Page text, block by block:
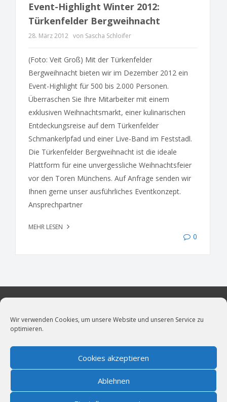
Wir verwenden Cookies, um unsere Website und unseren Service zu
optimieren.
Cookies akzeptieren
Ablehnen
Event-Highlight Winter 2012:
Türkenfelder Bergweihnacht
28. März 2012 von Sascha Schloifer
(Foto: Veit Groß) Mit der Türkenfelder
Bergweihnacht bieten wir im Dezember 2012 ein
Event-Highlight für 500 bis 2.000 Personen.
Überraschen Sie Ihre Mitarbeiter mit einem
exklusiven Weihnachtsmarkt, einer kulinarischen
Entdeckungsreise auf dem Türkenfelder
Schmankerlpfad und einer Live-Band im Feststadl.
Die Türkenfelder Bergweihnacht ist die ideale
Plattform für eine unvergessliche Weihnachtsfeier
vor den Toren Münchens. Auf Anfrage senden wir
Ihnen gerne unser ausführliches Eventkonzept.
Ansprechpartner
MEHR LESEN
0
Impressum|Cookie-Richtlinie (EU)
Bildernachweis|AGBs für öffentliche Veranstaltungen
Wir sind Mitglied im